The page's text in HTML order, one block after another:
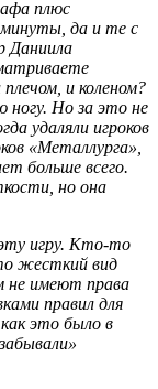
плюс
да и те с
Даниила
и коленом?
ногу. Но за это не
удаляли игроков
«Металлурга»,
больше всего.
но она
игру. Кто-то
жесткий вид
не имеют права
правил для
это было в